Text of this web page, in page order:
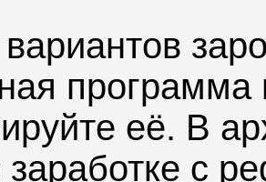
программа
её. В
заработке с